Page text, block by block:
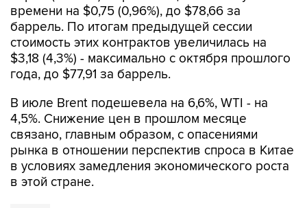
времени на $0,75 (0,96%), до $78,66 за
баррель. По итогам предыдущей сессии
стоимость этих контрактов увеличилась на
$3,18 (4,3%) - максимально с октября прошлого
года, до $77,91 за баррель.
В июле Brent подешевела на 6,6%, WTI - на
4,5%. Снижение цен в прошлом месяце
связано, главным образом, с опасениями
рынка в отношении перспектив спроса в Китае
в условиях замедления экономического роста
в этой стране.